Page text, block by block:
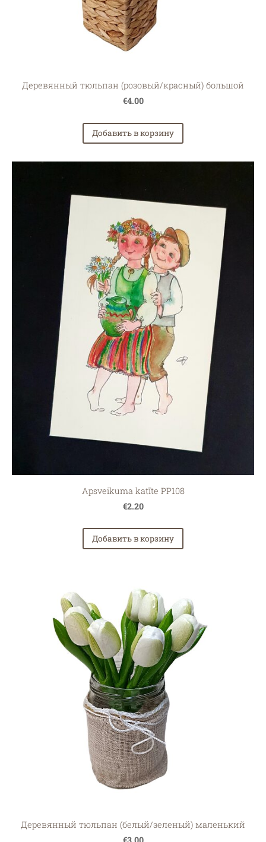
Деревянный тюльпан (розовый/красный) большой
€4.00
Добавить в корзину
Apsveikuma katīte PP108
€2.20
Добавить в корзину
Деревянный тюльпан (белый/зеленый) маленький